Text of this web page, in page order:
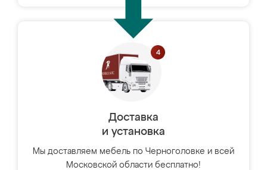
Доставка
и установка
Мы доставляем мебель по Черноголовке и всей
Московской области бесплатно!